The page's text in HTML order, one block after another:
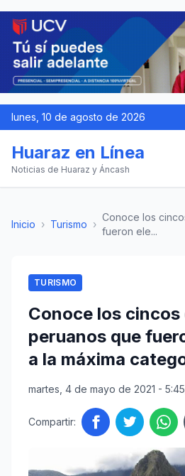
lunes, 10 de agosto de 2026
Huaraz en Línea
Noticias de Huaraz y Áncash
Inicio › Turismo ›
Conoce los
fueron ele...
TURISMO
Conoce los
peruanos que
a la máxima
martes, 4 de mayo de 2021 -
Compartir: